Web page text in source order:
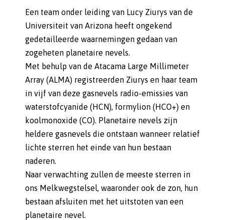
Een team onder leiding van Lucy Ziurys van de
Universiteit van Arizona heeft ongekend
gedetailleerde waarnemingen gedaan van
zogeheten planetaire nevels.
Met behulp van de Atacama Large Millimeter
Array (ALMA) registreerden Ziurys en haar team
in vijf van deze gasnevels radio-emissies van
waterstofcyanide (HCN), formylion (HCO+) en
koolmonoxide (CO). Planetaire nevels zijn
heldere gasnevels die ontstaan ​​wanneer relatief
lichte sterren het einde van hun bestaan
naderen.
Naar verwachting zullen de meeste sterren in
ons Melkwegstelsel, waaronder ook de zon, hun
bestaan afsluiten met het uitstoten van een
planetaire nevel.